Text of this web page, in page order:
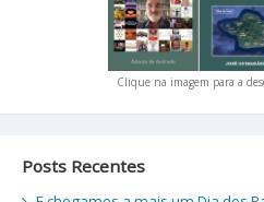
Clique na imagem para a
Posts Recentes